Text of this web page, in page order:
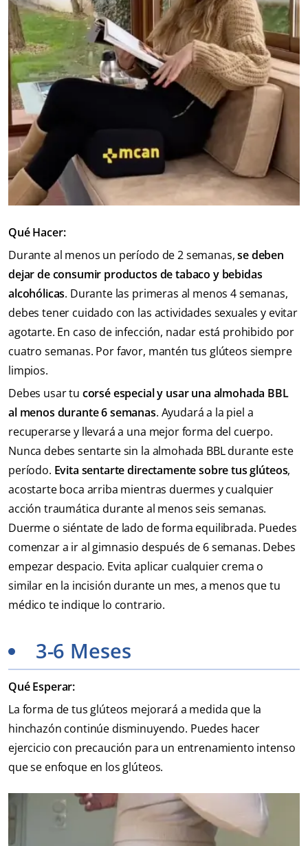
Qué Hacer:
Durante al menos un período de 2 semanas,se deben
dejar de consumir productos de tabaco y bebidas
alcohólicas. Durante las primeras al menos 4 semanas,
debes tener cuidado con las actividades sexuales y evitar
agotarte. En caso de infección, nadar está prohibido por
cuatro semanas. Por favor, mantén tus glúteos siempre
limpios.
Debes usar tu corsé especial y usar una almohada BBL
al menos durante 6 semanas. Ayudará a la piel a
recuperarse y llevará a una mejor forma del cuerpo.
Nunca debes sentarte sin la almohada BBL durante este
período. Evita sentarte directamente sobre tus glúteos,
acostarte boca arriba mientras duermes y cualquier
acción traumática durante al menos seis semanas.
Duerme o siéntate de lado de forma equilibrada. Puedes
comenzar a ir al gimnasio después de 6 semanas. Debes
empezar despacio. Evita aplicar cualquier crema o
similar en la incisión durante un mes, a menos que tu
médico te indique lo contrario.
3-6 Meses
Qué Esperar:
La forma de tus glúteos mejorará a medida que la
hinchazón continúe disminuyendo. Puedes hacer
ejercicio con precaución para un entrenamiento intenso
que se enfoque en los glúteos.